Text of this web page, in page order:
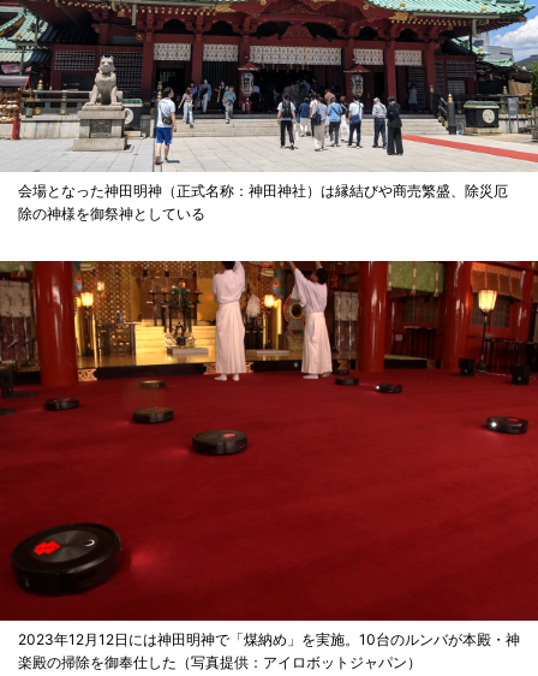
会場となった神田明神（正式名称：神田神社）は縁結びや商売繁盛、除災厄
除の神様を御祭神としている
2023年12月12日には神田明神で「煤納め」を実施。10台のルンバが本殿・神
楽殿の掃除を御奉仕した（写真提供：アイロボットジャパン）